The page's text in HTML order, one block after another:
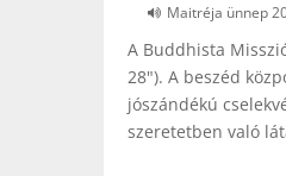
Maitréja ünnep
A Buddhista
28"). A beszéd
jószándékú
szeretetben való